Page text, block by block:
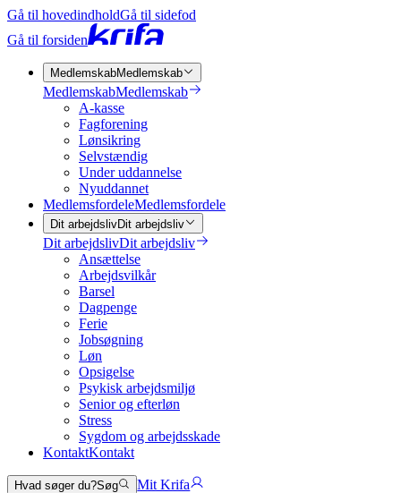
Gå til hovedindholdGå til sidefod
Gå til forsiden
MedlemskabMedlemskab
MedlemskabMedlemskab
A-kasse
Fagforening
Lønsikring
Selvstændig
Under uddannelse
Nyuddannet
MedlemsfordeleMedlemsfordele
Dit arbejdslivDit arbejdsliv
Dit arbejdslivDit arbejdsliv
Ansættelse
Arbejdsvilkår
Barsel
Dagpenge
Ferie
Jobsøgning
Løn
Opsigelse
Psykisk arbejdsmiljø
Senior og efterløn
Stress
Sygdom og arbejdsskade
KontaktKontakt
Hvad søger du?Søg
Mit Krifa